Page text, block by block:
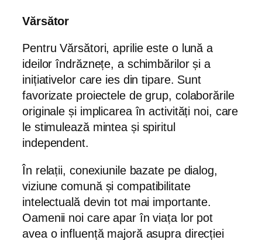
Vărsător
Pentru Vărsători, aprilie este o lună a
ideilor îndrăznețe, a schimbărilor și a
inițiativelor care ies din tipare. Sunt
favorizate proiectele de grup, colaborările
originale și implicarea în activități noi, care
le stimulează mintea și spiritul
independent.
În relații, conexiunile bazate pe dialog,
viziune comună și compatibilitate
intelectuală devin tot mai importante.
Oamenii noi care apar în viața lor pot
avea o influență majoră asupra direcției